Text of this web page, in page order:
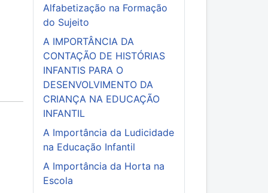
Alfabetização na Formação
do Sujeito
A IMPORTÂNCIA DA
CONTAÇÃO DE HISTÓRIAS
INFANTIS PARA O
DESENVOLVIMENTO DA
CRIANÇA NA EDUCAÇÃO
INFANTIL
A Importância da Ludicidade
na Educação Infantil
A Importância da Horta na
Escola